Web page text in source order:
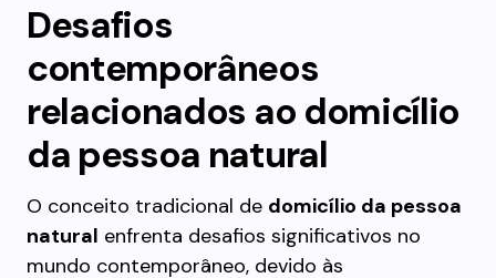
Desafios
contemporâneos
relacionados ao domicílio
da pessoa natural
O conceito tradicional de domicílio da pessoa
natural enfrenta desafios significativos no
mundo contemporâneo, devido às